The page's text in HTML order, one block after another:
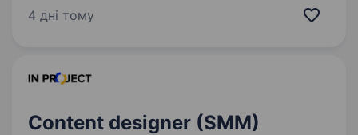
а мандарин для тебе пахне Різдвом у грудні?
подобається атмосфера свята в колі…
4 дні тому
Content designer (SMM)